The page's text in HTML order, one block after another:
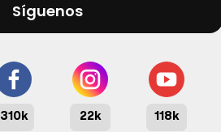
Síguenos
310k 22k 118k